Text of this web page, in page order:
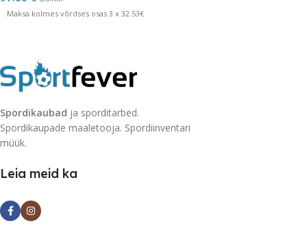
Maksa kolmes võrdses osas 3 x 32.53€
Spordikaubad ja sporditarbed.
Spordikaupade maaletooja. Spordiinventari
müük.
Leia meid ka